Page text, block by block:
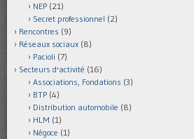
NEP (21)
Secret professionnel (2)
Rencontres (9)
Réseaux sociaux (8)
Pacioli (7)
Secteurs d'activité (16)
Associations, Fondations (3)
BTP (4)
Distribution automobile (8)
HLM (1)
Négoce (1)